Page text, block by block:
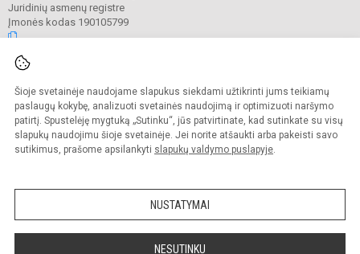
Šioje svetainėje naudojame slapukus siekdami užtikrinti jums teikiamų
paslaugų kokybę, analizuoti svetainės naudojimą ir optimizuoti naršymo
patirtį. Spustelėję mygtuką „Sutinku“, jūs patvirtinate, kad sutinkate su visų
slapukų naudojimu šioje svetainėje. Jei norite atšaukti arba pakeisti savo
sutikimus, prašome apsilankyti slapukų valdymo puslapyje.
NUSTATYMAI
NESUTINKU
Juridinių asmenų registre
Įmonės kodas 190105799
Kopijuoti turinį be raštiško mokyklos administracijos sutikimo griežtai
draudžiama.
Prieinamumo paraiška Slapukų valdymas
Sumanus būdas atnaujinti